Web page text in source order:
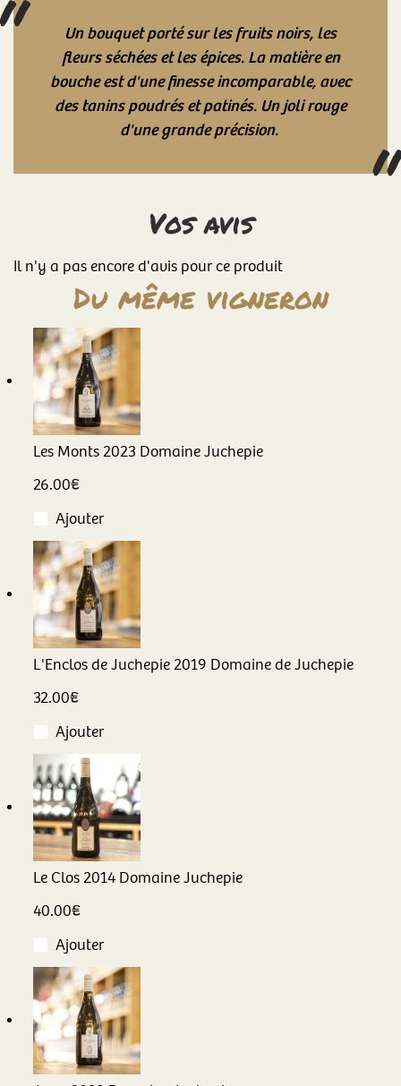
Un bouquet porté sur les fruits noirs, les
fleurs séchées et les épices. La matière en
bouche est d'une finesse incomparable, avec
des tanins poudrés et patinés. Un joli rouge
d'une grande précision.
Vos avis
Il n'y a pas encore d'avis pour ce produit
Du même vigneron
Les Monts2023 Domaine Juchepie
26.00€
Ajouter
L'Enclos de Juchepie2019 Domaine de Juchepie
32.00€
Ajouter
Le Clos2014 Domaine Juchepie
40.00€
Ajouter